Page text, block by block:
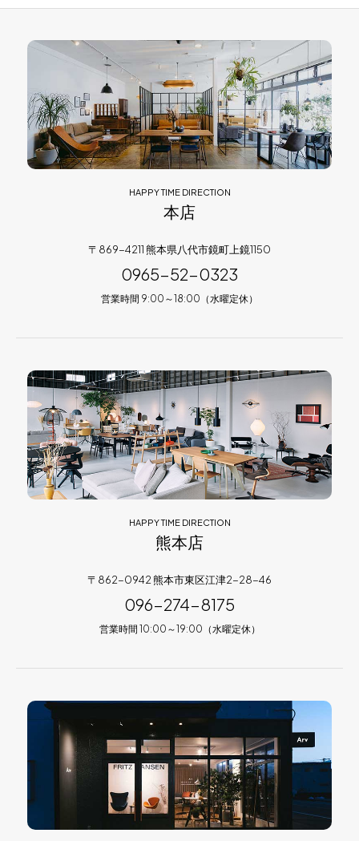
HAPPY TIME DIRECTION
本店
〒869-4211 熊本県八代市鏡町上鏡1150
0965-52-0323
営業時間 9:00～18:00（水曜定休）
HAPPY TIME DIRECTION
熊本店
〒862-0942 熊本市東区江津2-28-46
096-274-8175
営業時間 10:00～19:00（水曜定休）